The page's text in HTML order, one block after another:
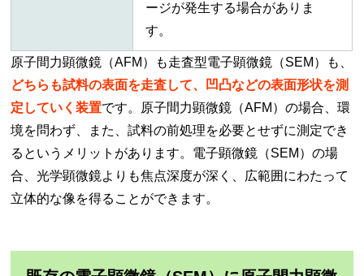
ージが発生する場合がありま
す。
原子間力顕微鏡（AFM）も走査型電子顕微鏡（SEM）も、
どちらも試料の表面を走査して、凹凸などの表面形状を測
定していく装置です。原子間力顕微鏡（AFM）の場合、環
境を問わず、また、試料の前処理を必要とせずに測定でき
るというメリットがあります。電子顕微鏡（SEM）の場
合、光学顕微鏡よりも焦点深度が深く、広範囲にわたって
立体的な像を得ることができます。